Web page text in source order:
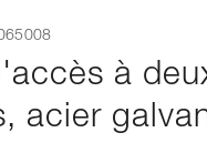
à
acier